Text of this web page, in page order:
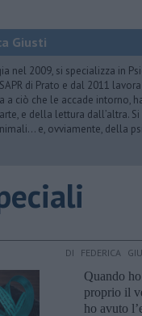
Giusti
nel 2009, si specializza in
di Prato e dal 2011
a ciò che le accade intorno,
e della lettura dall’altra.
e, ovviamente, della
DI FEDERICA
Quando
proprio il
ho avuto